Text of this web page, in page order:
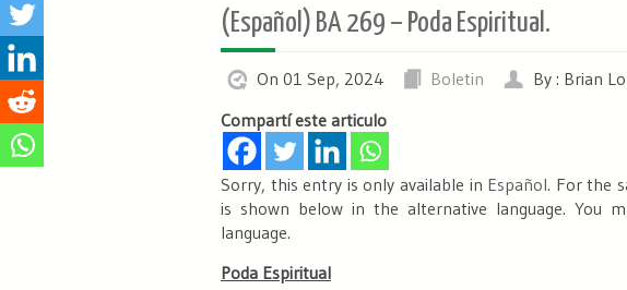
(Español) BA 269 – Poda Espiritual.
On 01 Sep, 2024 Boletin By : Brian
Compartí este articulo
Sorry, this entry is only available in Español. For the
is shown below in the alternative language. You
language.
Poda Espiritual